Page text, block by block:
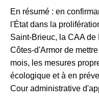
En résumé : en
l'État dans la
Saint-Brieuc, la CAA
Côtes-d'Armor de
mois, les mesures
écologique et à en
Cour administrative